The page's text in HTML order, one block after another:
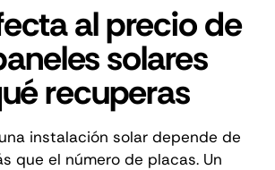
al precio de
solares
recuperas
instalación solar depende de
que el número de placas. Un